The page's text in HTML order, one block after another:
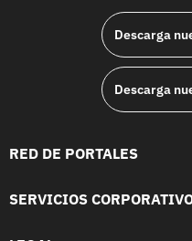
Descarga
Descarga
RED DE PORTALES
SERVICIOS